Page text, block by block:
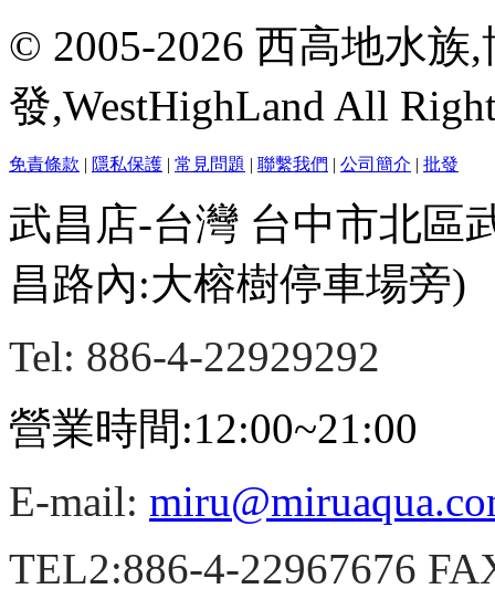
© 2005-2026 西高地水族
發,WestHighLand All
免責條款 | 隱私保護 | 常見問題 | 聯繫我們 | 公司簡介 | 批發
武昌店-台灣 台中市北區
昌路內:大榕樹停車場旁)
Tel: 886-4-22929292
營業時間:12:00~21:00
E-mail:
TEL2:886-4-22967676